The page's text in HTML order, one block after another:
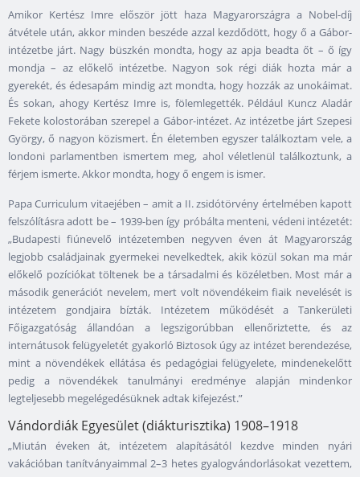
Amikor Kertész Imre először jött haza Magyarországra a Nobel-díj
átvétele után, akkor minden beszéde azzal kezdődött, hogy ő a Gábor-
intézetbe járt. Nagy büszkén mondta, hogy az apja beadta őt – ő így
mondja – az előkelő intézetbe. Nagyon sok régi diák hozta már a
gyerekét, és édesapám mindig azt mondta, hogy hozzák az unokáimat.
És sokan, ahogy Kertész Imre is, fölemlegették. Például Kuncz Aladár
Fekete kolostorában szerepel a Gábor-intézet. Az intézetbe járt Szepesi
György, ő nagyon közismert. Én életemben egyszer találkoztam vele, a
londoni parlamentben ismertem meg, ahol véletlenül találkoztunk, a
férjem ismerte. Akkor mondta, hogy ő engem is ismer.
Papa Curriculum vitaejében – amit a II. zsidótörvény értelmében kapott
felszólításra adott be – 1939-ben így próbálta menteni, védeni intézetét:
„Budapesti fiúnevelő intézetemben negyven éven át Magyarország
legjobb családjainak gyermekei nevelkedtek, akik közül sokan ma már
előkelő pozíciókat töltenek be a társadalmi és közéletben. Most már a
második generációt nevelem, mert volt növendékeim fiaik nevelését is
intézetem gondjaira bízták. Intézetem működését a Tankerületi
Főigazgatóság állandóan a legszigorúbban ellenőriztette, és az
internátusok felügyeletét gyakorló Biztosok úgy az intézet berendezése,
mint a növendékek ellátása és pedagógiai felügyelete, mindenekelőtt
pedig a növendékek tanulmányi eredménye alapján mindenkor
legteljesebb megelégedésüknek adtak kifejezést.”
Vándordiák Egyesület (diákturisztika) 1908–1918
„Miután éveken át, intézetem alapításától kezdve minden nyári
vakációban tanítványaimmal 2–3 hetes gyalogvándorlásokat vezettem,